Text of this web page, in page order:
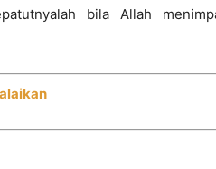
bila Allah